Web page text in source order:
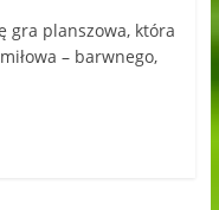
gra planszowa, która
– barwnego,